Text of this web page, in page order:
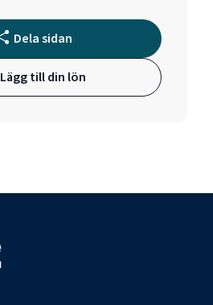
Dela sidan
Lägg till din lön